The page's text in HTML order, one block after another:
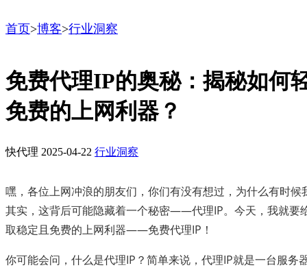
首页>博客>行业洞察
免费代理IP的奥秘：揭秘如何
免费的上网利器？
快代理 2025-04-22 行业洞察
嘿，各位上网冲浪的朋友们，你们有没有想过，为什么有时
其实，这背后可能隐藏着一个秘密——代理IP。今天，我就要
取稳定且免费的上网利器——免费代理IP！
你可能会问，什么是代理IP？简单来说，代理IP就是一台服务